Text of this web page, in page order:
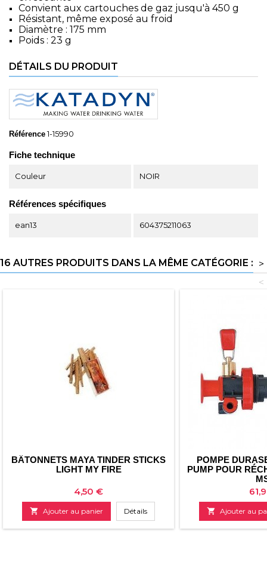
Convient aux cartouches de gaz jusqu'à 450 g
Résistant, même exposé au froid
Diamètre : 175 mm
Poids : 23 g
DÉTAILS DU PRODUIT
Référence 1-15990
Fiche technique
Couleur NOIR
Références spécifiques
ean13 604375211063
16 AUTRES PRODUITS DANS LA MÊME CATÉGORIE : >
<
BÂTONNETS MAYA TINDER STICKS
LIGHT MY FIRE
Prix
4,50 €
 Ajouter au panier Détails
POMPE
PUMP POUR
Prix
 Ajouter au